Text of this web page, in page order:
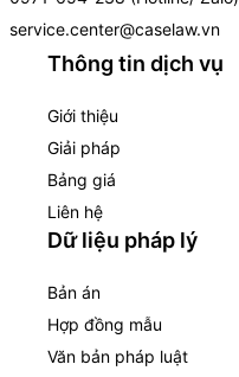
service.center@caselaw.vn
Thông tin dịch vụ
Giới thiệu
Giải pháp
Bảng giá
Liên hệ
Dữ liệu pháp lý
Bản án
Hợp đồng mẫu
Văn bản pháp luật